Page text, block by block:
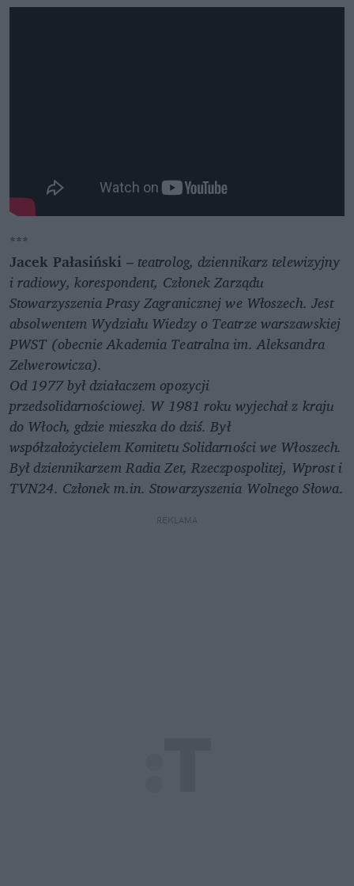
***
Jacek Pałasiński – teatrolog, dziennikarz telewizyjny
i radiowy, korespondent, Członek Zarządu
Stowarzyszenia Prasy Zagranicznej we Włoszech. Jest
absolwentem Wydziału Wiedzy o Teatrze warszawskiej
PWST (obecnie Akademia Teatralna im. Aleksandra
Zelwerowicza).
Od 1977 był działaczem opozycji
przedsolidarnościowej. W 1981 roku wyjechał z kraju
do Włoch, gdzie mieszka do dziś. Był
współzałożycielem Komitetu Solidarności we Włoszech.
Był dziennikarzem Radia Zet, Rzeczpospolitej, Wprost i
TVN24. Członek m.in. Stowarzyszenia Wolnego Słowa.
REKLAMA